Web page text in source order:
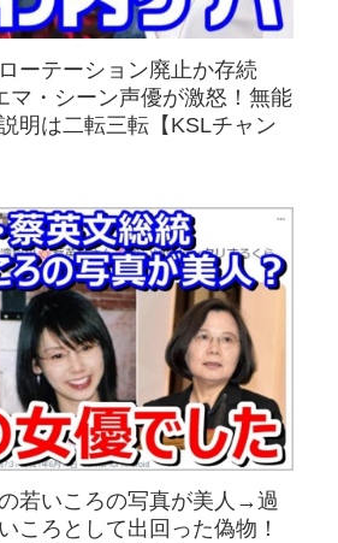
ーテーション廃止か存続
マ・シーン声優が激怒！無能
明は二転三転【KSLチャン
若いころの写真が美人→過
ころとして出回った偽物！